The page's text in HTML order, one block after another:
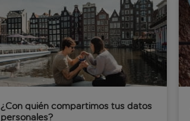
¿Con quién compartimos tus datos
personales?